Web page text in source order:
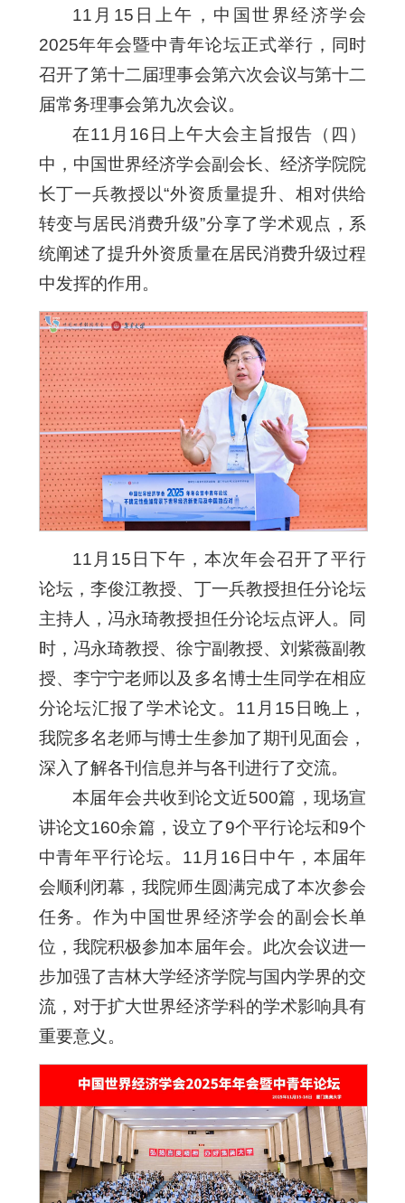
11月15日上午，中国世界经济学会
2025年年会暨中青年论坛正式举行，同时
召开了第十二届理事会第六次会议与第十二
届常务理事会第九次会议。
在11月16日上午大会主旨报告（四）
中，中国世界经济学会副会长、经济学院院
长丁一兵教授以“外资质量提升、相对供给
转变与居民消费升级”分享了学术观点，系
统阐述了提升外资质量在居民消费升级过程
中发挥的作用。
11月15日下午，本次年会召开了平行
论坛，李俊江教授、丁一兵教授担任分论坛
主持人，冯永琦教授担任分论坛点评人。同
时，冯永琦教授、徐宁副教授、刘紫薇副教
授、李宁宁老师以及多名博士生同学在相应
分论坛汇报了学术论文。11月15日晚上，
我院多名老师与博士生参加了期刊见面会，
深入了解各刊信息并与各刊进行了交流。
本届年会共收到论文近500篇，现场宣
讲论文160余篇，设立了9个平行论坛和9个
中青年平行论坛。11月16日中午，本届年
会顺利闭幕，我院师生圆满完成了本次参会
任务。作为中国世界经济学会的副会长单
位，我院积极参加本届年会。此次会议进一
步加强了吉林大学经济学院与国内学界的交
流，对于扩大世界经济学科的学术影响具有
重要意义。